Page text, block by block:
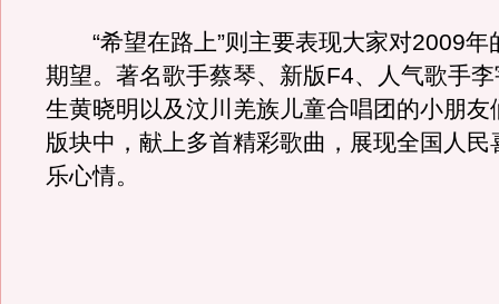
“希望在路上”则主要表现大家对2009年
期望。著名歌手蔡琴、新版F4、人气歌手
生黄晓明以及汶川羌族儿童合唱团的小朋友
版块中，献上多首精彩歌曲，展现全国人
乐心情。